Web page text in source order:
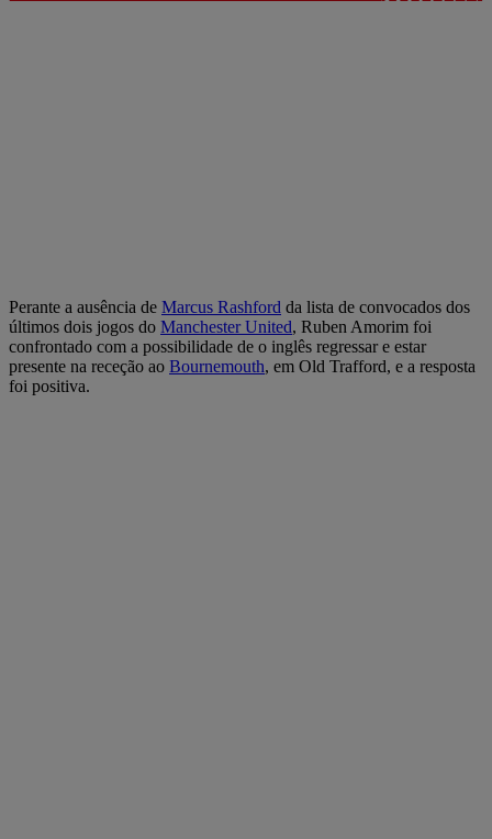
Perante a ausência de Marcus Rashford da lista de convocados dos
últimos dois jogos do Manchester United, Ruben Amorim foi
confrontado com a possibilidade de o inglês regressar e estar
presente na receção ao Bournemouth, em Old Trafford, e a resposta
foi positiva.